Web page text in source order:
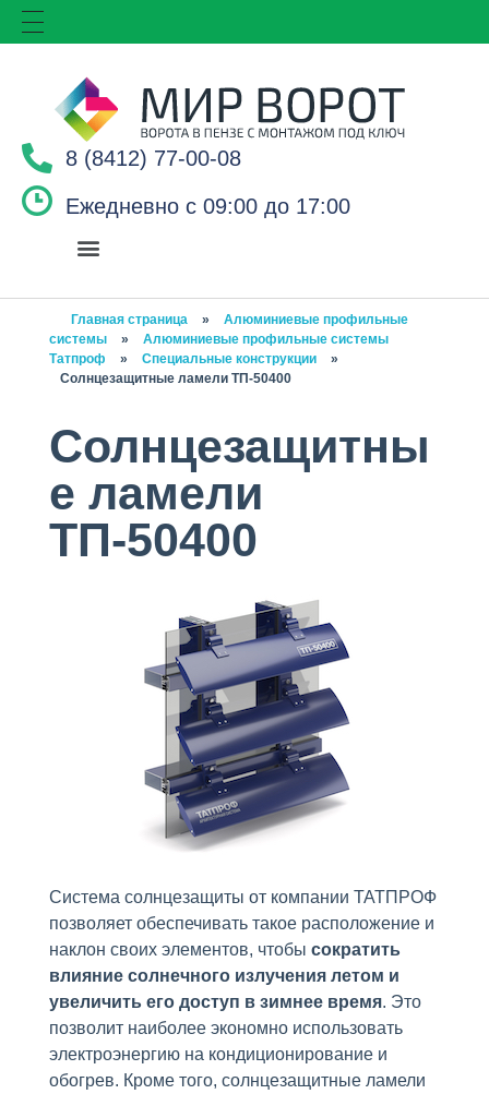
8 (8412) 77-00-08
Ежедневно с 09:00 до 17:00
Главная страница »
Алюминиевые профильные
системы
»
Алюминиевые профильные системы
Татпроф
» Специальные конструкции
»
Солнцезащитные ламели ТП-50400
Солнцезащитны
е ламели
ТП-50400
Система солнцезащиты от компании ТАТПРОФ
позволяет обеспечивать такое расположение и
наклон своих элементов, чтобы сократить
влияние солнечного излучения летом и
увеличить его доступ в зимнее время. Это
позволит наиболее экономно использовать
электроэнергию на кондиционирование и
обогрев. Кроме того, солнцезащитные ламели